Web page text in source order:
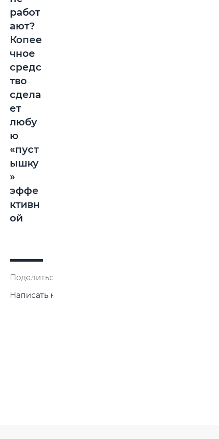
работ
ают?
Копее
чное
средс
тво
сдела
ет
любу
ю
«пуст
ышку
»
эффе
ктивн
ой
Поделиться:
Написать нам